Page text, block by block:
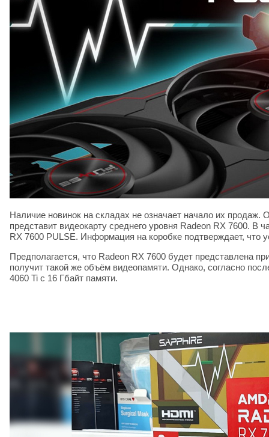
Наличие новинок на складах не означает начало их
представит видеокарту среднего уровня Radeon RX 7600. В
RX 7600 PULSE. Информация на коробке подтверждает, что
Предполагается, что Radeon RX 7600 будет представлена
получит такой же объём видеопамяти. Однако, согласно
4060 Ti с 16 Гбайт памяти.